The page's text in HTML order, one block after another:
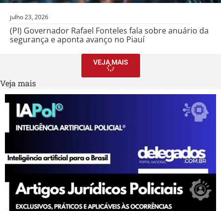
julho 23, 2026
(PI) Governador Rafael Fonteles fala sobre anuário da
segurança e aponta avanço no Piauí
VEJA MAIS
Veja mais